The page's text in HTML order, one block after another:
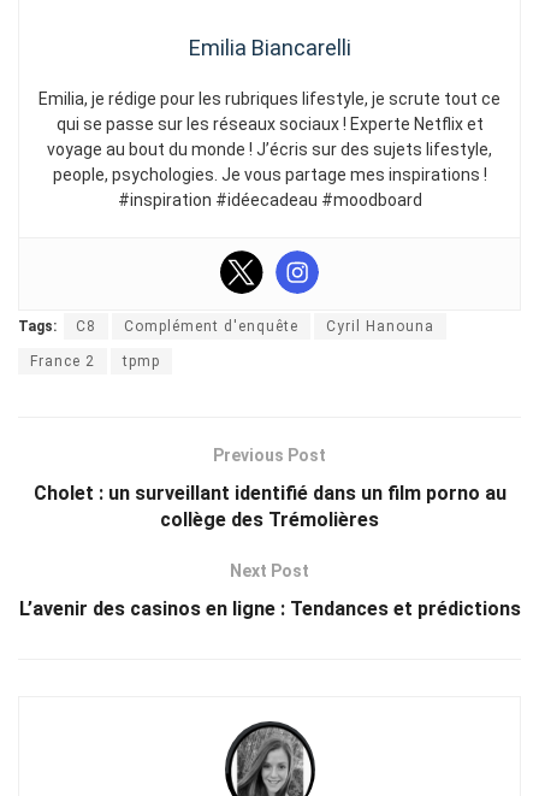
Emilia Biancarelli
Emilia, je rédige pour les rubriques lifestyle, je scrute tout ce
qui se passe sur les réseaux sociaux ! Experte Netflix et
voyage au bout du monde ! J’écris sur des sujets lifestyle,
people, psychologies. Je vous partage mes inspirations !
#inspiration #idéecadeau #moodboard
Tags: C8 Complément d'enquête Cyril Hanouna
France 2 tpmp
Previous Post
Cholet : un surveillant identifié dans un film porno au
collège des Trémolières
Next Post
L’avenir des casinos en ligne : Tendances et prédictions